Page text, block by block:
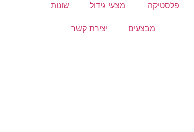
פלסטיקה מצעי גידול שונות
מבצעים יצירת קשר